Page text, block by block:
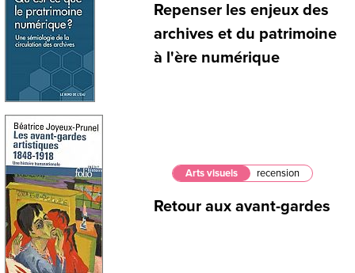
Repenser les enjeux des
archives et du patrimoine
à l'ère numérique
Arts visuels recension
Retour aux avant-gardes